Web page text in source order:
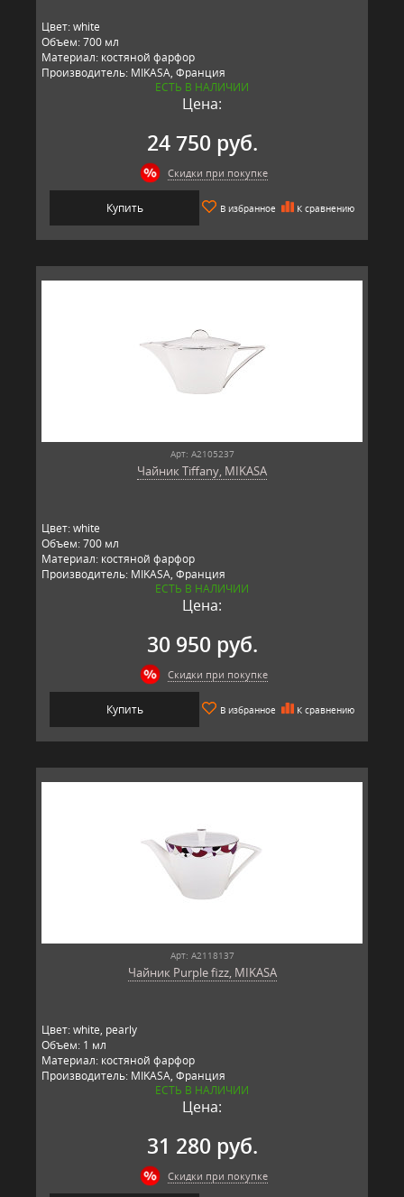
Цвет: white
Объем: 700 мл
Материал: костяной фарфор
Производитель: MIKASA, Франция
ЕСТЬ В НАЛИЧИИ
Цена:
24 750 руб.
Скидки при покупке
Купить В избранное К сравнению
Арт: A2105237
Чайник Tiffany, MIKASA
Цвет: white
Объем: 700 мл
Материал: костяной фарфор
Производитель: MIKASA, Франция
ЕСТЬ В НАЛИЧИИ
Цена:
30 950 руб.
Скидки при покупке
Купить В избранное К сравнению
Арт: A2118137
Чайник Purple fizz, MIKASA
Цвет: white, pearly
Объем: 1 мл
Материал: костяной фарфор
Производитель: MIKASA, Франция
ЕСТЬ В НАЛИЧИИ
Цена:
31 280 руб.
Скидки при покупке